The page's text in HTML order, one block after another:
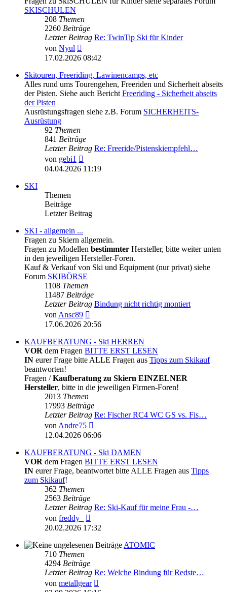
SKISCHULEN
208 Themen
2260 Beiträge
Letzter Beitrag Re: TwinTip Ski für Kinder
von Nyul
Beitrag
17.02.2026 08:42
Skitouren, Freeriding, Lawinencamps, etc
Alles rund ums Tourengehen, Freeriden und Sicherheit abseits
der Pisten. Siehe auch BerichtFreeriding - Sicherheit abseits
der Pisten
Ausrüstungsfragen siehe z.B. Forum SICHERHEITS-
Ausrüstung
92 Themen
841 Beiträge
Letzter Beitrag Re: Freeride/Pistenskiempfehl…
von gebi1
Beitrag
04.04.2026 11:19
SKI
Themen
Beiträge
Letzter Beitrag
SKI - allgemein ...
Fragen zu Skiern allgemein.
Fragen zu Modellen bestimmter Hersteller, bitte weiter unten
in den jeweiligen Hersteller-Foren.
Kauf & Verkauf von Ski und Equipment (nur privat) siehe
Forum SKIBÖRSE
1108 Themen
11487 Beiträge
Letzter Beitrag Bindung nicht richtig montiert
vonAnsc89
Beitrag
17.06.2026 20:56
KAUFBERATUNG - Ski HERREN
VOR dem Fragen BITTE ERST LESEN
IN eurer Frage bitte ALLE Fragen aus Tipps zum Skikauf
beantworten!
Fragen /Kaufberatung zu Skiern EINZELNER
Hersteller, bitte in die jeweiligen Firmen-Foren!
2013 Themen
17993 Beiträge
Letzter Beitrag Re: Fischer RC4 WC GS vs. Fis…
vonAndre75
Beitrag
12.04.2026 06:06
KAUFBERATUNG - Ski DAMEN
VOR dem Fragen BITTE ERST LESEN
IN eurer Frage, beantwortet bitte ALLE Fragen aus Tipps
zum Skikauf!
362 Themen
2563 Beiträge
Letzter Beitrag Re: Ski-Kauf für meine Frau -…
von freddy_
Beitrag
20.02.2026 17:32
ATOMIC
710 Themen
4294 Beiträge
Letzter Beitrag Re: Welche Bindung für Redste…
von metallgear